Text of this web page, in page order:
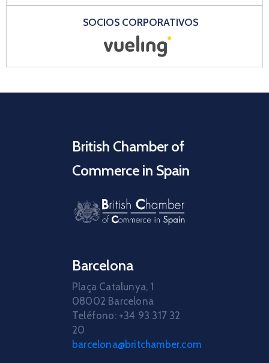
SOCIOS CORPORATIVOS
British Chamber of
Commerce in Spain
Barcelona
Plaça Catalunya, 1
08002 Barcelona
Teléfono: +34 93 317 32
20
barcelona@britchamber.com